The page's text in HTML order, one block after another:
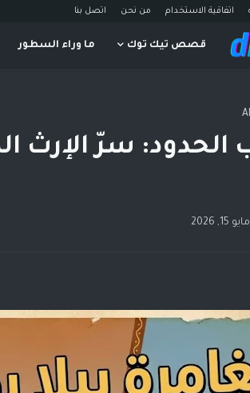
اتفاقية الاستخدام من نحن اتصل بنا
قصص تيك توك ما وراء السطور
سرّ الإرث
مايو 15, 2026